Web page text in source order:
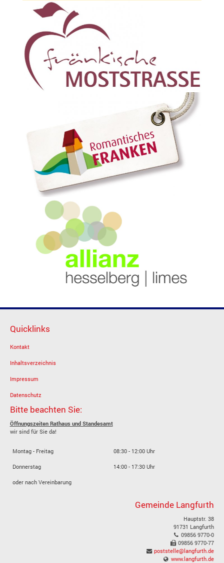
Quicklinks
Kontakt
Inhaltsverzeichnis
Impressum
Datenschutz
Bitte beachten Sie:
Öffnungszeiten Rathaus und Standesamt
wir sind für Sie da!
Montag - Freitag 08:30 - 12:00 Uhr
Donnerstag 14:00 - 17:30 Uhr
oder nach Vereinbarung
Gemeinde Langfurth
Hauptstr. 38
91731 Langfurth
09856 9770-0
09856 9770-77
poststelle@langfurth.de
www.langfurth.de